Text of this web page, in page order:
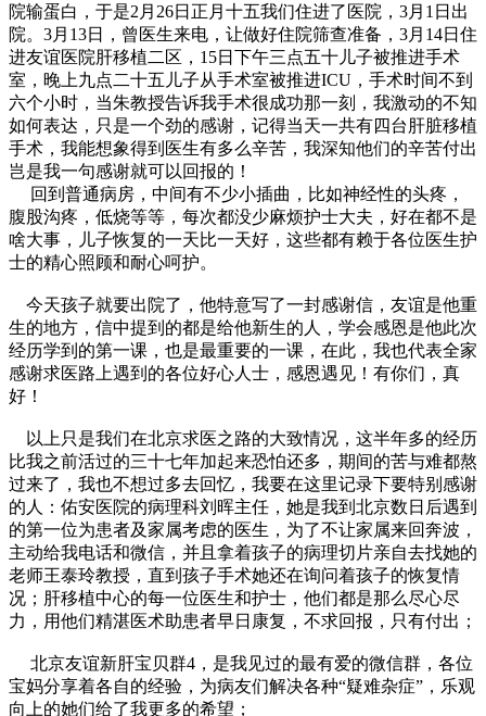
院输蛋白，于是2月26日正月十五我们住进了医院，3月1日出
院。3月13日，曾医生来电，让做好住院筛查准备，3月14日住
进友谊医院肝移植二区，15日下午三点五十儿子被推进手术
室，晚上九点二十五儿子从手术室被推进ICU，手术时间不到
六个小时，当朱教授告诉我手术很成功那一刻，我激动的不知
如何表达，只是一个劲的感谢，记得当天一共有四台肝脏移植
手术，我能想象得到医生有多么辛苦，我深知他们的辛苦付出
岂是我一句感谢就可以回报的！
回到普通病房，中间有不少小插曲，比如神经性的头疼，
腹股沟疼，低烧等等，每次都没少麻烦护士大夫，好在都不是
啥大事，儿子恢复的一天比一天好，这些都有赖于各位医生护
士的精心照顾和耐心呵护。
今天孩子就要出院了，他特意写了一封感谢信，友谊是他重
生的地方，信中提到的都是给他新生的人，学会感恩是他此次
经历学到的第一课，也是最重要的一课，在此，我也代表全家
感谢求医路上遇到的各位好心人士，感恩遇见！有你们，真
好！
以上只是我们在北京求医之路的大致情况，这半年多的经历
比我之前活过的三十七年加起来恐怕还多，期间的苦与难都熬
过来了，我也不想过多去回忆，我要在这里记录下要特别感谢
的人：佑安医院的病理科刘晖主任，她是我到北京数日后遇到
的第一位为患者及家属考虑的医生，为了不让家属来回奔波，
主动给我电话和微信，并且拿着孩子的病理切片亲自去找她的
老师王泰玲教授，直到孩子手术她还在询问着孩子的恢复情
况；肝移植中心的每一位医生和护士，他们都是那么尽心尽
力，用他们精湛医术助患者早日康复，不求回报，只有付出；
北京友谊新肝宝贝群4，是我见过的最有爱的微信群，各位
宝妈分享着各自的经验，为病友们解决各种“疑难杂症”，乐观
向上的她们给了我更多的希望；